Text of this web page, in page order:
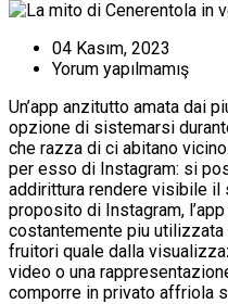
04 Kasım, 2023
Yorum yapılmamış
Un’app anzitutto amata dai
opzione di sistemarsi
che razza di ci abitano
per esso di Instagram: si
addirittura rendere visibile il
proposito di Instagram,
costantemente piu
fruitori quale dalla
video o una
comporre in privato affriola